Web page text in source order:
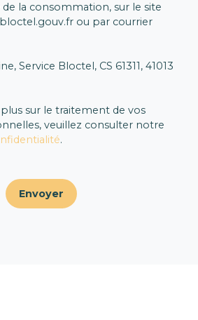
de la consommation, sur le site
ou par courrier
Service Bloctel, CS 61311, 41013
sur le traitement de vos
veuillez consulter notre
.
Envoyer